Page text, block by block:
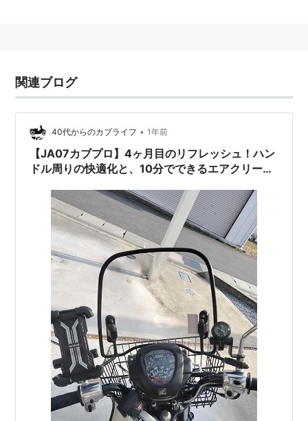
関連ブログ
40代からのカブライフ • 1年前
【JA07カブプロ】4ヶ月目のリフレッシュ！ハン
ドル周りの快適化と、10分でできるエアクリーナ